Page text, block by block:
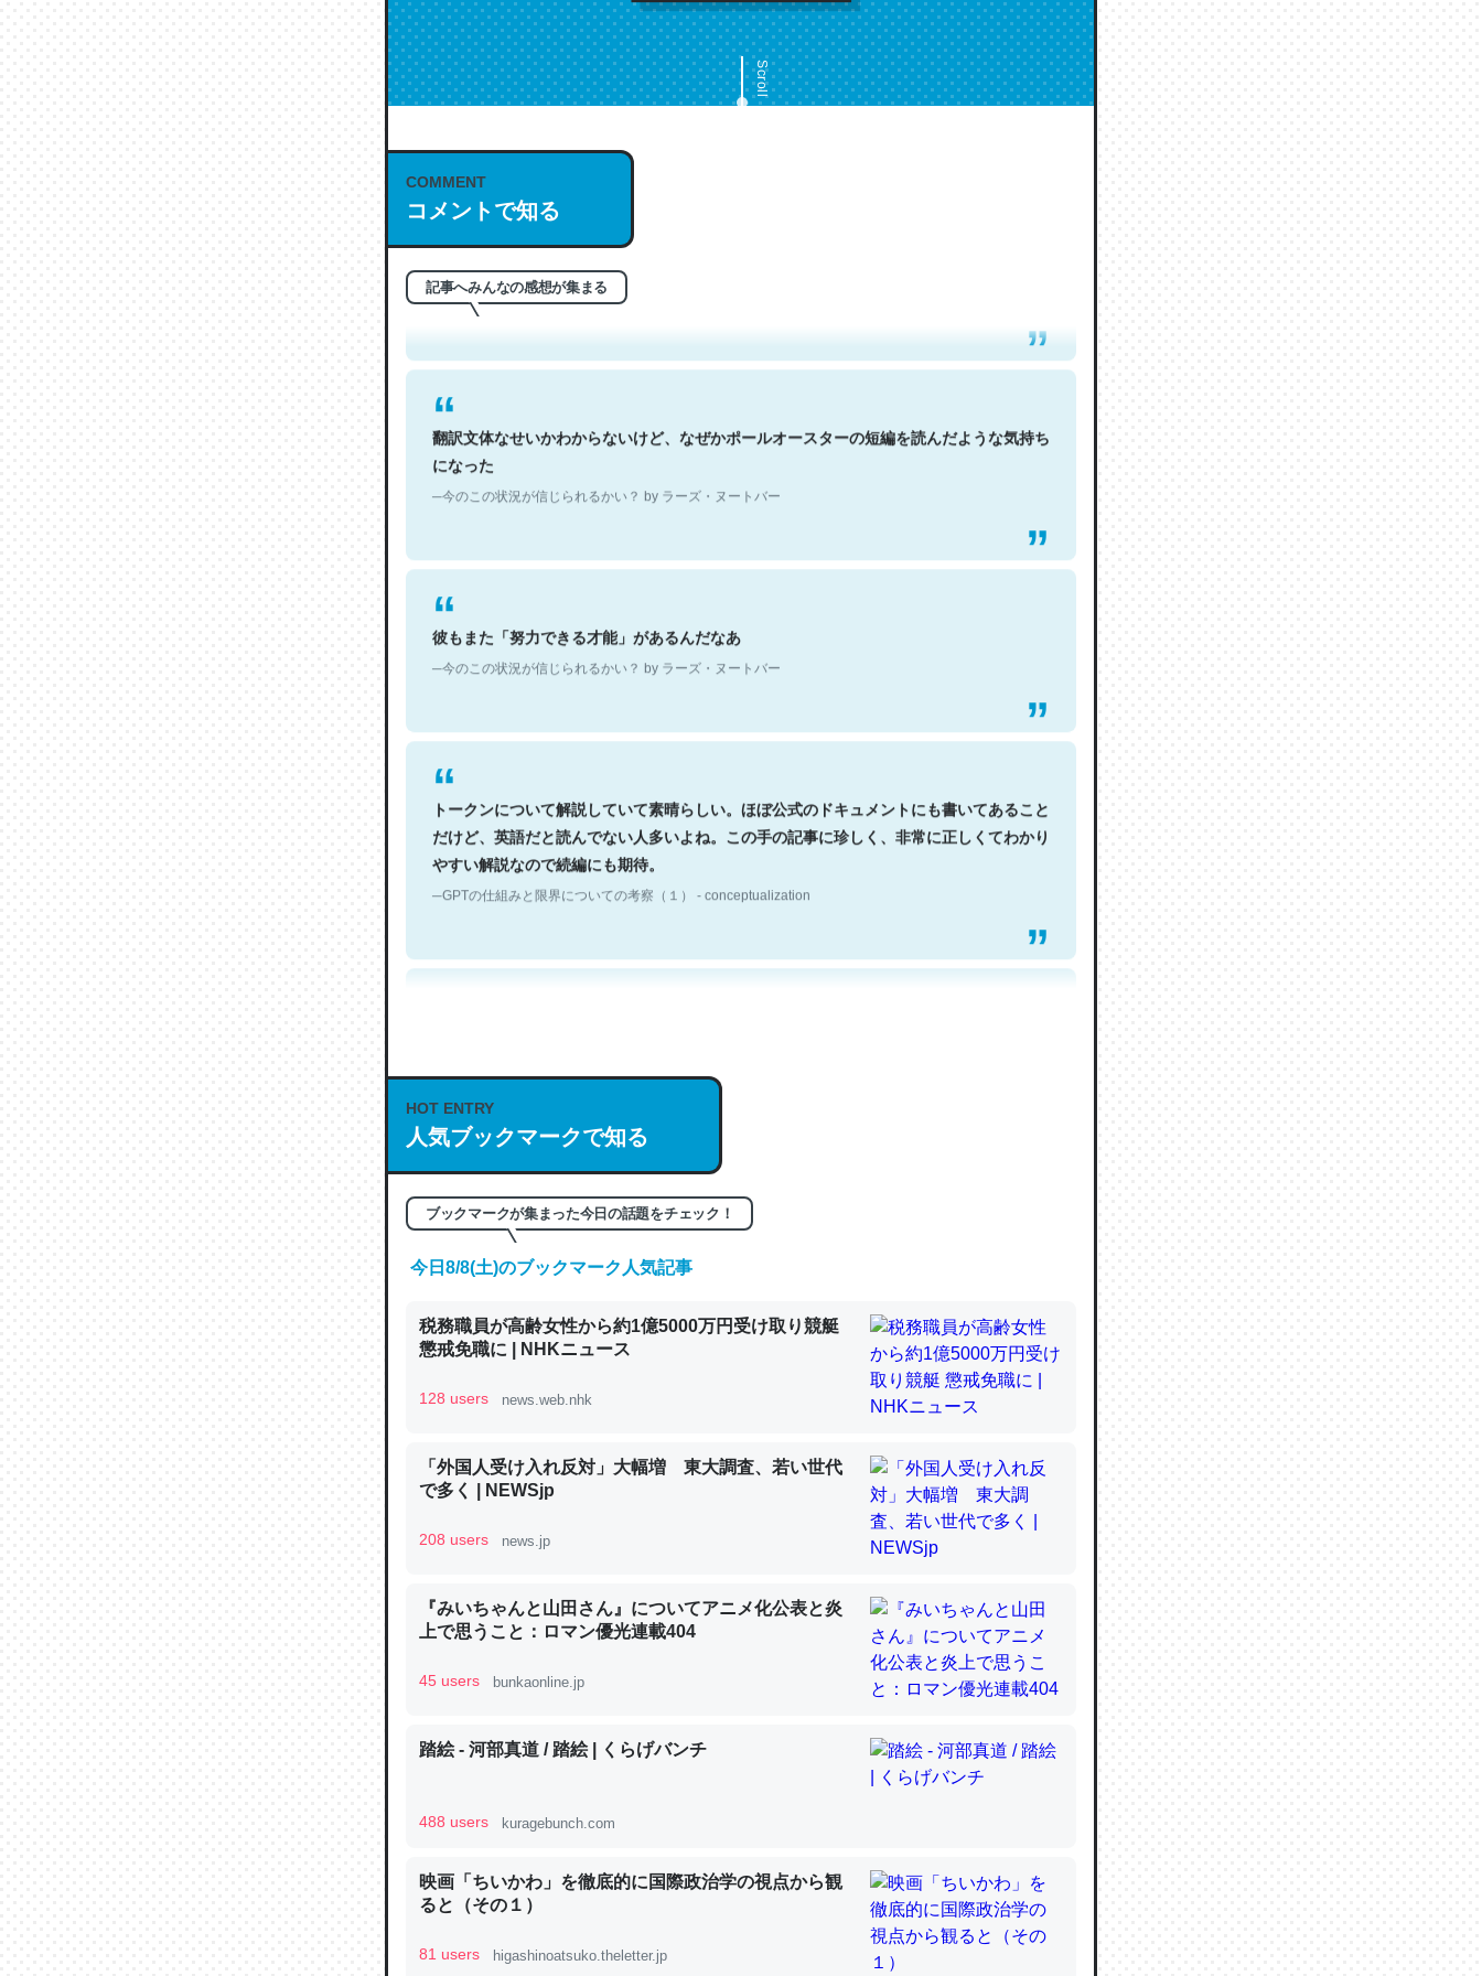
Scroll
COMMENT
コメントで知る
記事へみんなの感想が集まる
これは名文。彼はとてもクレバーなんだろうなと凄く思う。英語少しでも読める人は原文
もお勧め。自分はこの流れ好き。Let’s Fucking Go. Then Covid hit. Shit.
─今のこの状況が信じられるかい？ by ラーズ・ヌートバー
翻訳文体なせいかわからないけど、なぜかポールオースターの短編を読んだような気持ち
になった
─今のこの状況が信じられるかい？ by ラーズ・ヌートバー
彼もまた「努力できる才能」があるんだなあ
─今のこの状況が信じられるかい？ by ラーズ・ヌートバー
トークンについて解説していて素晴らしい。ほぼ公式のドキュメントにも書いてあること
だけど、英語だと読んでない人多いよね。この手の記事に珍しく、非常に正しくてわかり
やすい解説なので続編にも期待。
─GPTの仕組みと限界についての考察（１） - conceptualization
これは良記事。32768トークンだと英語小説100ページ分くらい。小説でいう「ずっと前
の伏線」は回収されないけど、短期記憶というには多い分量。進化すればするほど分かり
やすく強くなりそう
の600分の1程度。
─ニュース :: 【研究発表】昆虫学の大問題＝「昆虫はなぜ海にいないのか」に関する新仮説
論文では「淡水はカルシウムも酸素も不足してて両方に不利だから両方が拮抗してるので
は」とあって面白い。海にいる鋏角類（カブトガニ・ウミグモ）はカルシウムを使わずキ
チンを強化してる筈だが、酵素が違うのか？
これを元に考えるとカルシウムを大量に使う脊椎動物と貝類は苦労してるんだな…。腹足
類だと殻を無くしてナメクジになったり努力してるし。
─ニュース :: 【研究発表】昆虫学の大問題＝「昆虫はなぜ海にいないのか」に関する新仮説
HOT ENTRY
人気ブックマークで知る
ブックマークが集まった今日の話題をチェック！
今日8/8(土)のブックマーク人気記事
税務職員が高齢女性から約1億5000万円受け取り競艇
懲戒免職に | NHKニュース
128 users news.web.nhk
「外国人受け入れ反対」大幅増 東大調査、若い世代
で多く | NEWSjp
208 users news.jp
『みいちゃんと山田さん』についてアニメ化公表と炎
上で思うこと：ロマン優光連載404
45 users bunkaonline.jp
踏絵 - 河部真道 / 踏絵 | くらげバンチ
488 users kuragebunch.com
映画「ちいかわ」を徹底的に国際政治学の視点から観
ると（その１）
81 users higashinoatsuko.theletter.jp